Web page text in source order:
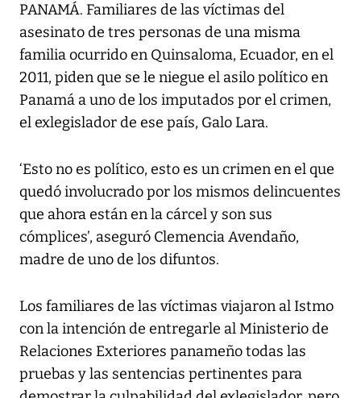
PANAMÁ. Familiares de las víctimas del
asesinato de tres personas de una misma
familia ocurrido en Quinsaloma, Ecuador, en el
2011, piden que se le niegue el asilo político en
Panamá a uno de los imputados por el crimen,
el exlegislador de ese país, Galo Lara.
‘Esto no es político, esto es un crimen en el que
quedó involucrado por los mismos delincuentes
que ahora están en la cárcel y son sus
cómplices’, aseguró Clemencia Avendaño,
madre de uno de los difuntos.
Los familiares de las víctimas viajaron al Istmo
con la intención de entregarle al Ministerio de
Relaciones Exteriores panameño todas las
pruebas y las sentencias pertinentes para